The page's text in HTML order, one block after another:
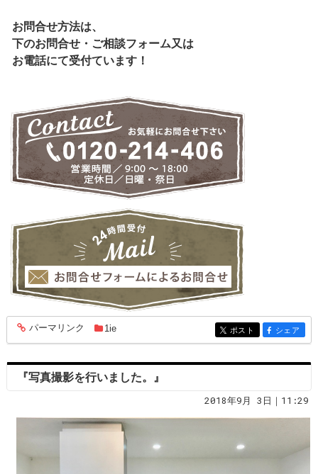
お問合せ方法は、
下のお問合せ・ご相談フォーム又は
お電話にて受付ています！
entry1950
パーマリンク 1ie entry1950
ポスト entry1950
シェア
『写真撮影を行いました。』
2018年9月 3日｜11:29